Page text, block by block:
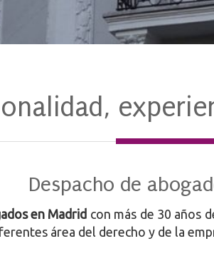
Despacho de
en Madrid con más de 30 años
área del derecho y de la